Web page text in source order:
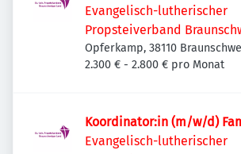
Evangelisch-lutherischer
Propsteiverband
Opferkamp, 38110
Deutschland
2.300 € - 2.800 € pro Monat
Koordinator:in (m/w/d)
Evangelisch-lutherischer